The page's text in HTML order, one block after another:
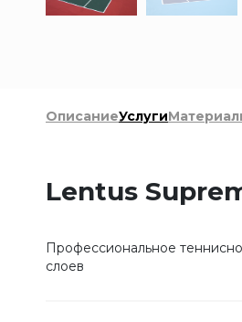
ОписаниеУслуги
Lentus
Профессиональное
слоев